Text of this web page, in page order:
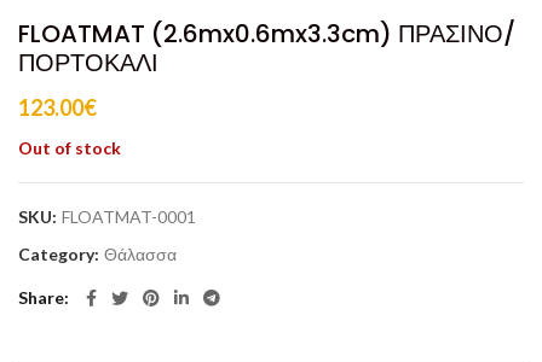
FLOATMAT (2.6mx0.6mx3.3cm) ΠΡΑΣΙΝΟ/
ΠΟΡΤΟΚΑΛΙ
123.00€
Out of stock
SKU: FLOATMAT-0001
Category: Θάλασσα
Share